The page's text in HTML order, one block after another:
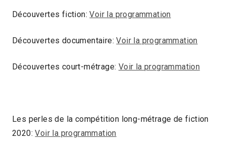
Découvertes fiction:Voir la programmation
Découvertes documentaire:Voir la programmation
Découvertes court-métrage: Voir la programmation
Les perles de la compétition long-métrage de fiction
2020:Voir la programmation